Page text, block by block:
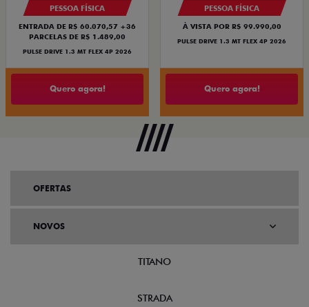
PESSOA FÍSICA
ENTRADA DE R$ 60.070,57 +36
PARCELAS DE R$ 1.489,00
PULSE DRIVE 1.3 MT FLEX 4P 2026
Quero agora!
PESSOA FÍSICA
À VISTA POR R$ 99.990,00
PULSE DRIVE 1.3 MT FLEX 4P 2026
Quero agora!
OFERTAS
NOVOS
TITANO
STRADA